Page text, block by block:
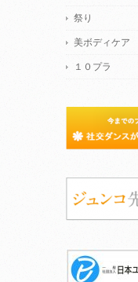
祭り
美ボディケア
１０プラ